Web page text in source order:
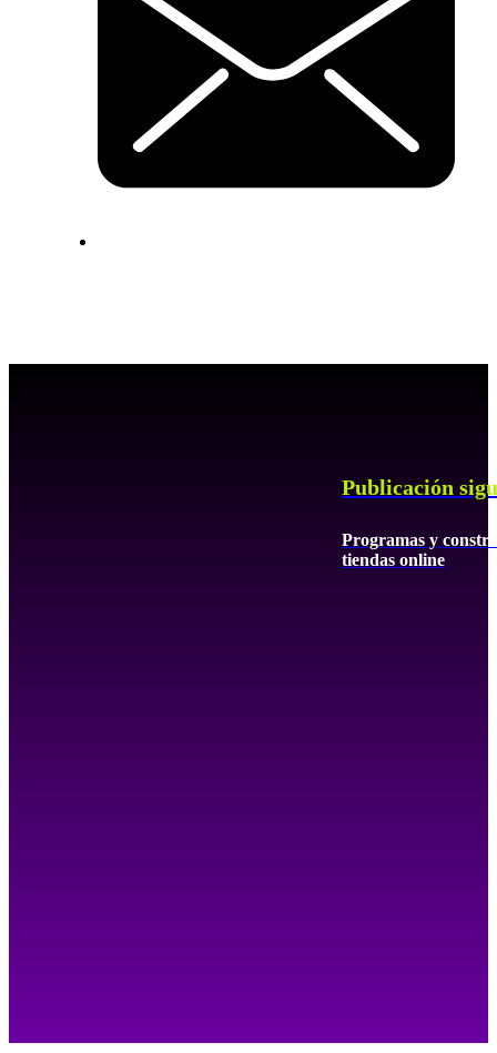
Publicación
Programas y
tiendas online